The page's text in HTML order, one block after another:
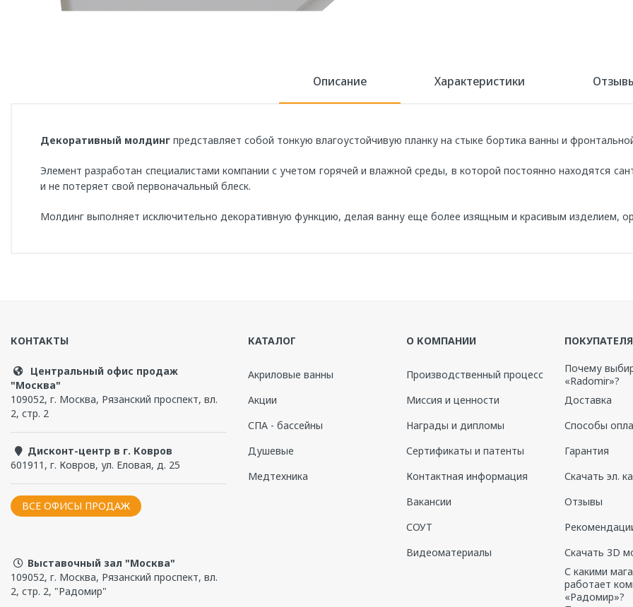
Описание Характеристики
Декоративный молдинг представляет собой тонкую влагоустойчивую планку на стыке бортика ванны и
Элемент разработан специалистами компании с учетом горячей и влажной среды, в которой постоянно находятся
и не потеряет свой первоначальный блеск.
Молдинг выполняет исключительно декоративную функцию, делая ванну еще более изящным и красивым изделием,
Универсальность
КОНТАКТЫ
Центральный офис продаж
"Москва"
109052, г. Москва, Рязанский проспект, вл.
2, стр. 2
Дисконт-центр в г. Ковров
601911 , г. Ковров, ул. Еловая, д. 25
ВСЕ ОФИСЫ ПРОДАЖ
Выставочный зал "Москва"
109052, г. Москва, Рязанский проспект, вл.
2, стр. 2, "Радомир"
КАТАЛОГ
Акриловые ванны
Акции
СПА - бассейны
Душевые
Медтехника
О КОМПАНИИ
Производственный процесс
Миссия и ценности
Награды и дипломы
Сертификаты и патенты
Контактная информация
Вакансии
СОУТ
Видеоматериалы
Почему
«Radomir»?
Доставка
Способы
Гарантия
Скачать эл.
Отзывы
Скачать 3D
С какими
работает
«Радомир»?